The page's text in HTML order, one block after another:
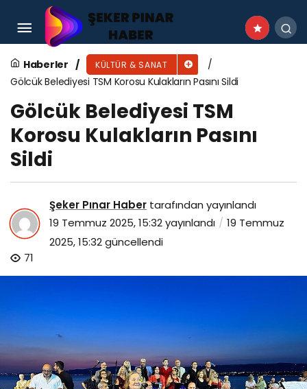
Haberler KÜLTÜR & SANAT
Gölcük Belediyesi TSM Korosu Kulakların Pasını Sildi
Gölcük Belediyesi TSM
Korosu Kulakların Pasını
Sildi
Şeker Pınar Haber tarafından yayınlandı
19 Temmuz 2025, 15:32yayınlandı
19 Temmuz
2025, 15:32güncellendi
71
İnegöl’ün Kültür Ve Kardeşlik Festivalinde Altın
Mobilyanın Sahibi KKTC